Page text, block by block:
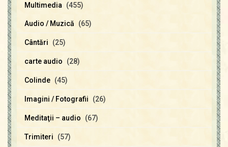
Multimedia (455)
Audio / Muzică (65)
Cântări (25)
carte audio (28)
Colinde (45)
Imagini / Fotografii (26)
Meditaţii – audio (67)
Trimiteri (57)